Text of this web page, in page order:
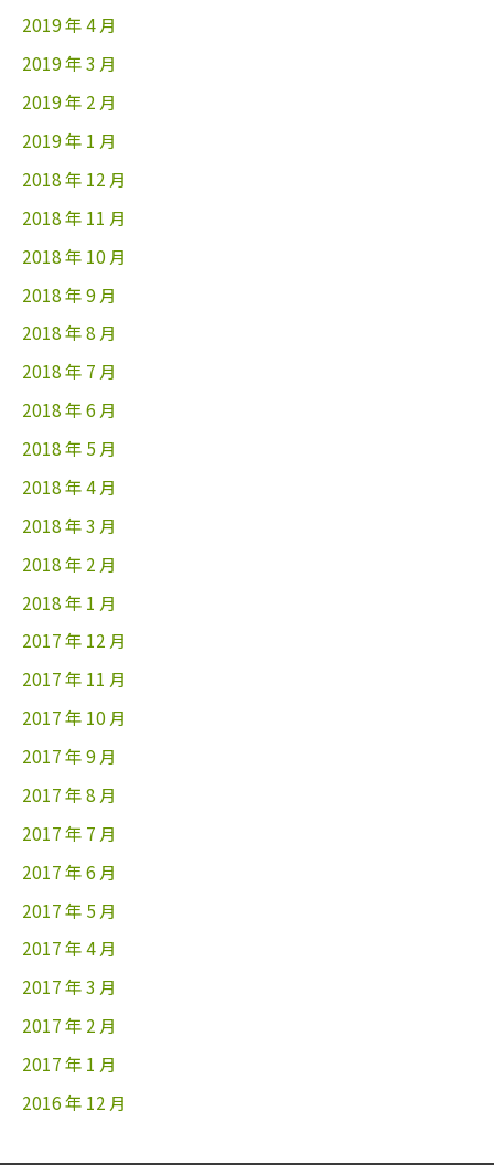
2019 年 4 月
2019 年 3 月
2019 年 2 月
2019 年 1 月
2018 年 12 月
2018 年 11 月
2018 年 10 月
2018 年 9 月
2018 年 8 月
2018 年 7 月
2018 年 6 月
2018 年 5 月
2018 年 4 月
2018 年 3 月
2018 年 2 月
2018 年 1 月
2017 年 12 月
2017 年 11 月
2017 年 10 月
2017 年 9 月
2017 年 8 月
2017 年 7 月
2017 年 6 月
2017 年 5 月
2017 年 4 月
2017 年 3 月
2017 年 2 月
2017 年 1 月
2016 年 12 月